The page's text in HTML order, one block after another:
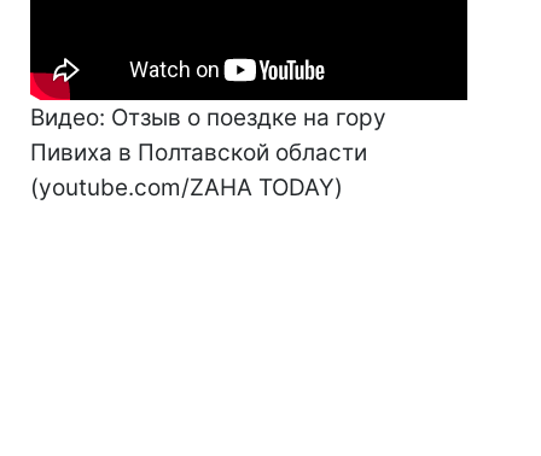
Видео: Отзыв о поездке на гору
Пивиха в Полтавской области
(youtube.com/ZAHA TODAY)